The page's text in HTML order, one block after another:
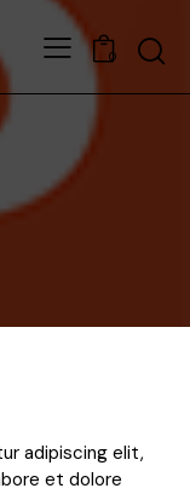
0
adipiscing elit,
et dolore